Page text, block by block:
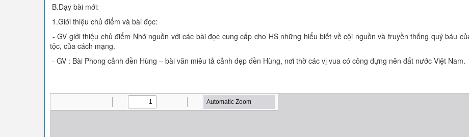
B.Dạy bài mới:
1.Giới thiệu chủ điểm và bài đọc:
- GV giới thiệu chủ điểm Nhớ nguồn với các bài đọc cung cấp cho HS những hiểu biết về cội nguồn và truyền thống quý báu
tộc, của cách mạng.
- GV : Bài Phong cảnh đền Hùng – bài văn miêu tả cảnh đẹp đền Hùng, nơi thờ các vị vua có công dựng nên đất nước Việt Nam.